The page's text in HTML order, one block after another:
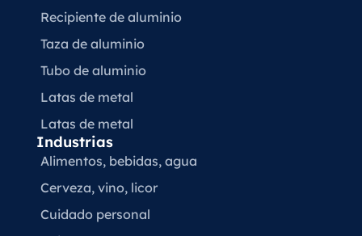
Recipiente de aluminio
Taza de aluminio
Tubo de aluminio
Latas de metal
Latas de metal
Industrias
Alimentos, bebidas, agua
Cerveza, vino, licor
Cuidado personal